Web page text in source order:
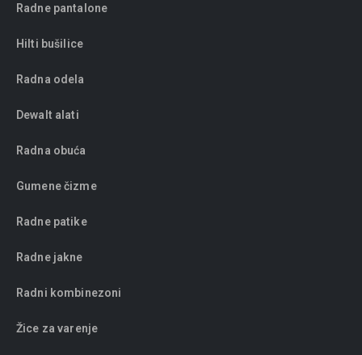
Radne pantalone
Hilti bušilice
Radna odela
Dewalt alati
Radna obuća
Gumene čizme
Radne patike
Radne jakne
Radni kombinezoni
Žice za varenje